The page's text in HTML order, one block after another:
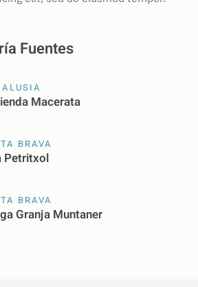
Fuentes
Macerata
BRAVA
Petritxol
BRAVA
Granja Muntaner